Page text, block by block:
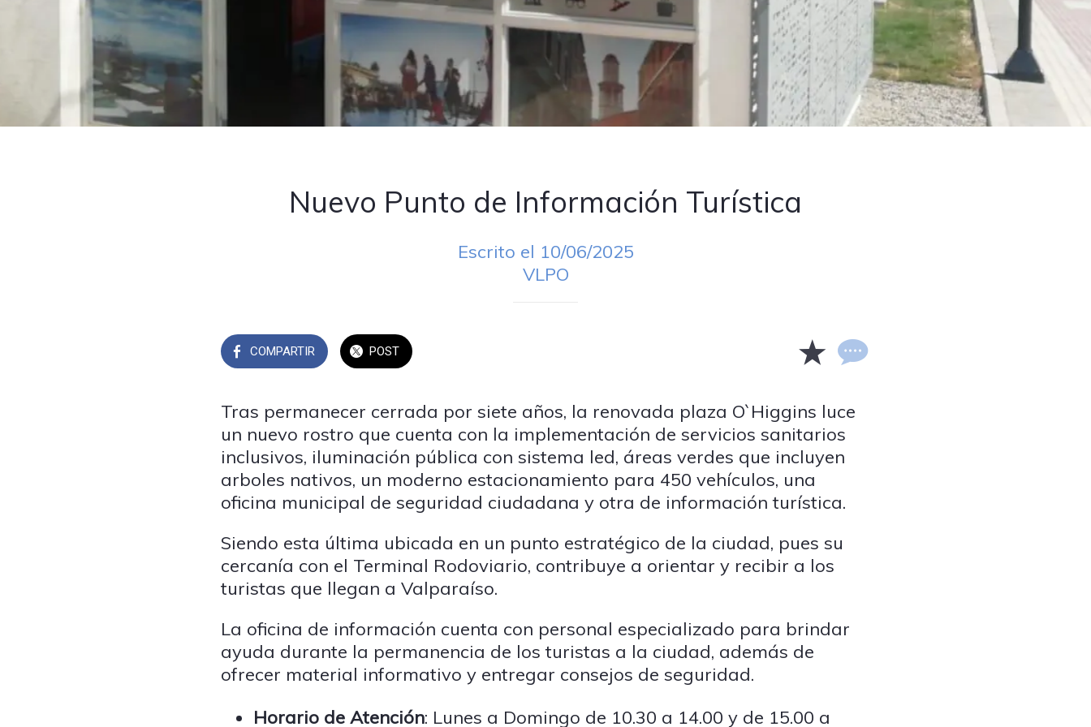
Nuevo Punto de Información Turística
Escrito el 10/06/2025
VLPO
COMPARTIR POST
Tras permanecer cerrada por siete años, la renovada plaza O`Higgins luce
un nuevo rostro que cuenta con la implementación de servicios sanitarios
inclusivos, iluminación pública con sistema led, áreas verdes que incluyen
arboles nativos, un moderno estacionamiento para 450 vehículos, una
oficina municipal de seguridad ciudadana y otra de información turística.
Siendo esta última ubicada en un punto estratégico de la ciudad, pues su
cercanía con el Terminal Rodoviario, contribuye a orientar y recibir a los
turistas que llegan a Valparaíso.
La oficina de información cuenta con personal especializado para brindar
ayuda durante la permanencia de los turistas a la ciudad, además de
ofrecer material informativo y entregar consejos de seguridad.
Horario de Atención: Lunes a Domingo de 10.30 a 14.00 y de 15.00 a